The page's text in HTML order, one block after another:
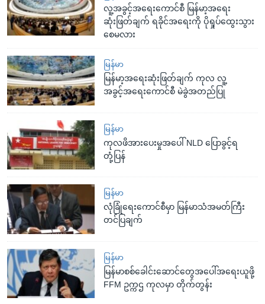
လူ့အခွင့်အရေးကောင်စီ မြန်မာ့အရေး
ဆုံးဖြတ်ချက် ရခိုင်အရေးကို ပိုရှုပ်ထွေးသွား
စေမလား
မြန်မာ
မြန်မာ့အရေးဆုံးဖြတ်ချက် ကုလ လူ့
အခွင့်အရေးကောင်စီ မဲခွဲအတည်ပြု
မြန်မာ
ကုလဖိအားပေးမှုအပေါ် NLD ပြောခွင့်ရ
တုံ့ပြန်
မြန်မာ
လုံခြုံရေးကောင်စီမှာ မြန်မာသံအမတ်ကြီး
တင်ပြချက်
မြန်မာ
မြန်မာစစ်ခေါင်းဆောင်တွေအပေါ်အရေးယူဖို့
FFM ဥက္ကဌ ကုလမှာ တိုက်တွန်း